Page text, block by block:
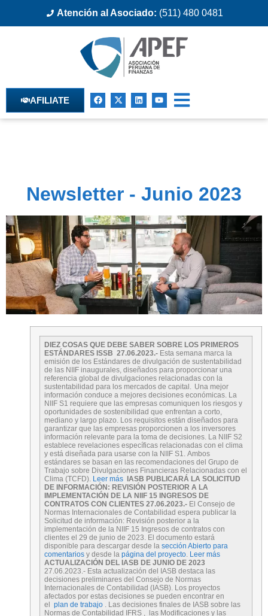
Atención al Asociado: (511) 480 0481
AFILIATE
Newsletter - Junio 2023
DIEZ COSAS QUE DEBE SABER SOBRE LOS PRIMEROS
ESTÁNDARES ISSB 27.06.2023.- Esta semana marca la
emisión de los Estándares de divulgación de sustentabilidad
de las NIIF inaugurales, diseñados para proporcionar una
referencia global de divulgaciones relacionadas con la
sustentabilidad para los mercados de capital. Una mejor
información conduce a mejores decisiones económicas. La
NIIF S1 requiere que las empresas comuniquen los riesgos y
oportunidades de sostenibilidad que enfrentan a corto,
mediano y largo plazo. Los requisitos están diseñados para
garantizar que las empresas proporcionen a los inversores
información relevante para la toma de decisiones. La NIIF S2
establece revelaciones específicas relacionadas con el clima
y está diseñada para usarse con la NIIF S1. Ambos
estándares se basan en las recomendaciones del Grupo de
Trabajo sobre Divulgaciones Financieras Relacionadas con el
Clima (TCFD).
Leer más
IASB PUBLICARÁ LA SOLICITUD
DE INFORMACIÓN: REVISIÓN POSTERIOR A LA
IMPLEMENTACIÓN DE LA NIIF 15 INGRESOS DE
CONTRATOS CON CLIENTES 27.06.2023.- El Consejo de
Normas Internacionales de Contabilidad espera publicar la
Solicitud de información: Revisión posterior a la
implementación de la NIIF 15 Ingresos de contratos con
clientes el 29 de junio de 2023. El documento estará
disponible para descargar desde la sección Abierto para
comentarios y desde la página del proyecto
Leer más
ACTUALIZACIÓN DEL IASB DE JUNIO DE 2023
27.06.2023.- Esta actualización del IASB destaca las
decisiones preliminares del Consejo de Normas
Internacionales de Contabilidad (IASB). Los proyectos
afectados por estas decisiones se pueden encontrar en
el plan de trabajo . Las decisiones finales de IASB sobre las
Normas de Contabilidad IFRS , las Modificaciones y las